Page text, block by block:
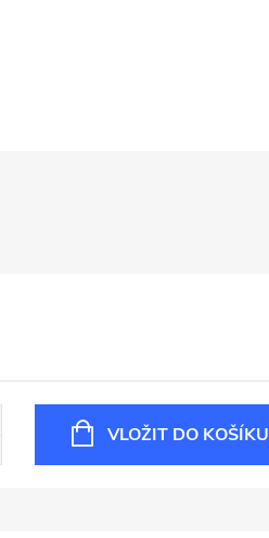
VLOŽIT DO KOŠÍKU